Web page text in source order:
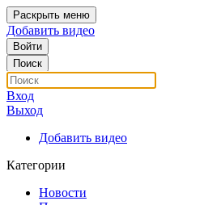
Раскрыть меню
Добавить видео
Войти
Поиск
Вход
Выход
Добавить видео
Категории
Новости